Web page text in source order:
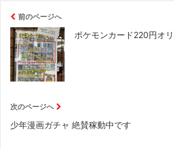
前のページへ
ポケモンカード220円オ
次のページへ
少年漫画ガチャ 絶賛稼動中です